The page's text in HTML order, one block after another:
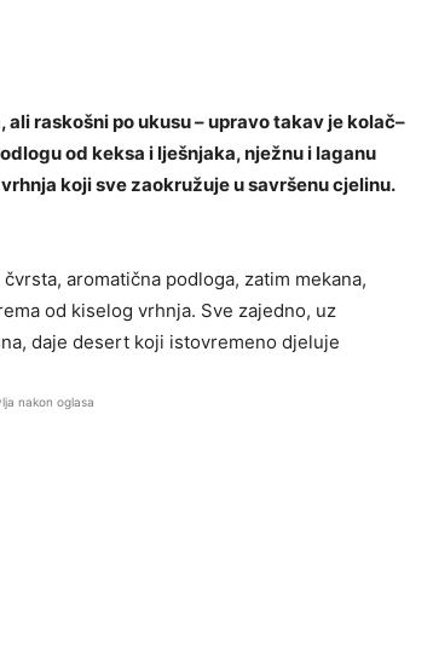
raskošni po ukusu – upravo takav je kolač–
od keksa i lješnjaka, nježnu i laganu
koji sve zaokružuje u savršenu cjelinu.
aromatična podloga, zatim mekana,
od kiselog vrhnja. Sve zajedno, uz
daje desert koji istovremeno djeluje
nakon oglasa